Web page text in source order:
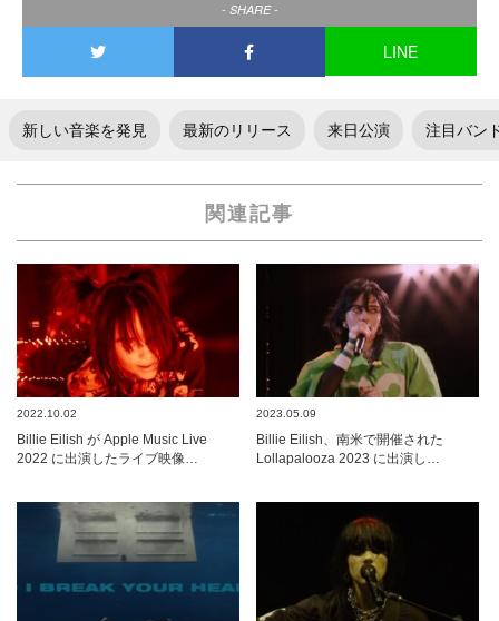
- SHARE -
LINE
新しい音楽を発見 最新のリリース 来日公演 注目バン
関連記事
2022.10.02
Billie Eilish が Apple Music Live
2022 に出演したライブ映像…
2023.05.09
Billie Eilish、南米で開催された
Lollapalooza 2023 に出演し…